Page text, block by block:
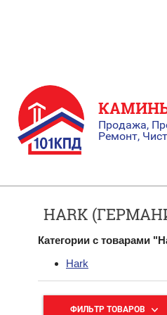
Продажа,
Ремонт,
HARK
Категории с товарами
Hark
ФИЛЬТР ТОВАРОВ